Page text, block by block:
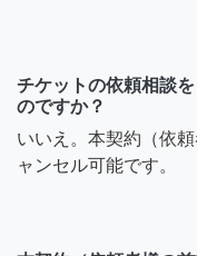
チケットの依頼相談
のですか？
いいえ。本契約（依
ャンセル可能です。